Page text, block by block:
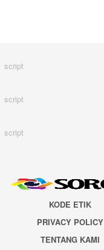
script
script
script
KODE ETIK
PRIVACY POLICY
TENTANG KAMI